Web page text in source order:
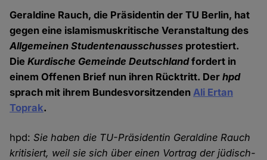
Geraldine Rauch, die Präsidentin der TU Berlin, hat
gegen eine islamismuskritische Veranstaltung des
Allgemeinen Studentenausschusses protestiert.
DieKurdische Gemeinde Deutschlandfordert in
einem Offenen Brief nun ihren Rücktritt. Derhpd
sprach mit ihrem BundesvorsitzendenAli Ertan
Toprak.
hpd:Sie haben die TU-Präsidentin Geraldine Rauch
kritisiert, weil sie sich über einen Vortrag der jüdisch-